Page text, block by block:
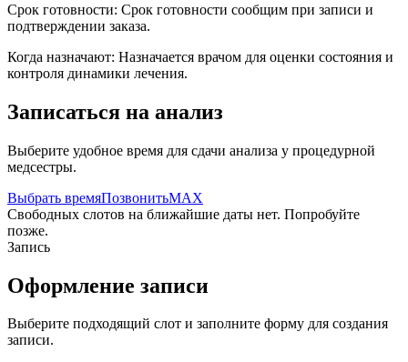
Срок готовности: Срок готовности сообщим при записи и
подтверждении заказа.
Когда назначают: Назначается врачом для оценки состояния и
контроля динамики лечения.
Записаться на анализ
Выберите удобное время для сдачи анализа у процедурной
медсестры.
Выбрать времяПозвонитьMAX
Свободных слотов на ближайшие даты нет. Попробуйте
позже.
Запись
Оформление записи
Выберите подходящий слот и заполните форму для создания
записи.